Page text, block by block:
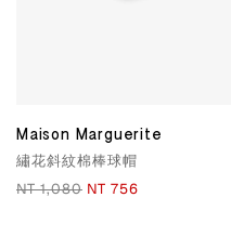
Maison Marguerite
繡花斜紋棉棒球帽
NT 1,080 NT 756